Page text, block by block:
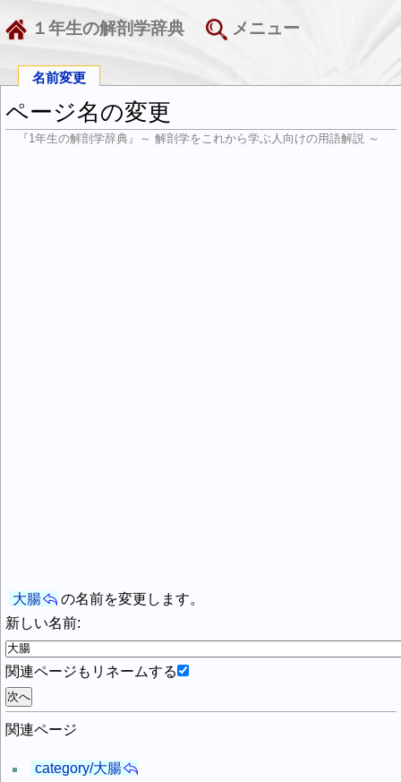
１年生の解剖学辞典 メニュー
名前変更
ページ名の変更
『1年生の解剖学辞典』～ 解剖学をこれから学ぶ人向けの用語解説 ～
大腸
の名前を変更します。
新しい名前:
関連ページもリネームする
関連ページ
category/大腸